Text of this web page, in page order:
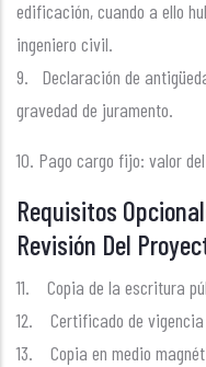
edificación, cuando a ello
ingeniero civil.
9. Declaración de
gravedad de juramento.
10. Pago cargo fijo: valor
Requisitos
Revisión Del
11. Copia de la escritura
12. Certificado de
13. Copia en medio